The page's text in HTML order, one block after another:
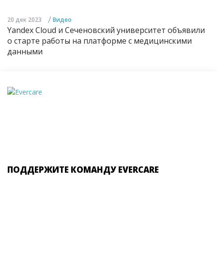
20 дек 2023 / Видео
Yandex Cloud и Сеченовский университет объявили
о старте работы на платформе с медицинскими
данными
ПОДДЕРЖИТЕ КОМАНДУ EVERCARE